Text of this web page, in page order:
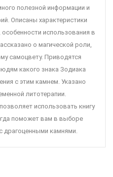
полезной информации и
Описаны характеристики
использования в
о магической роли,
самоцвету. Приводятся
какого знака Зодиака
с этим камнем. Указано
литотерапии.
использовать книгу
поможет вам в выборе
драгоценными камнями.